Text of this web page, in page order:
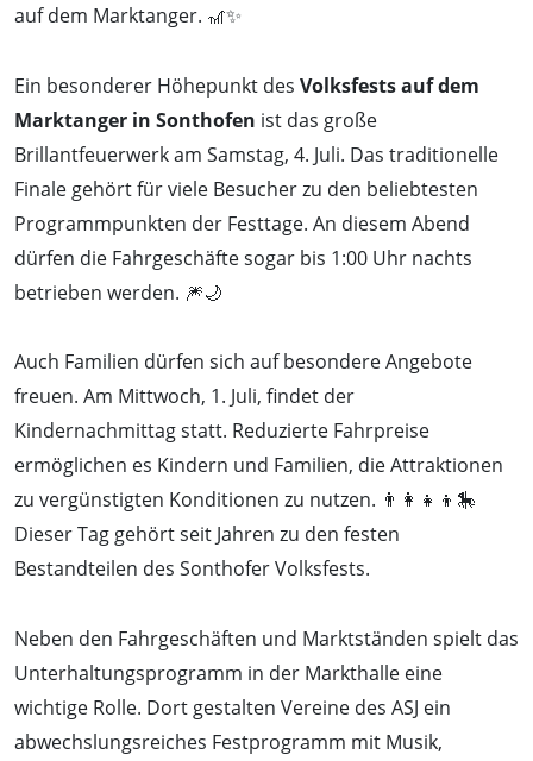
auf dem Marktanger. 🎢✨
Ein besonderer Höhepunkt des Volksfests auf dem
Marktanger in Sonthofen ist das große
Brillantfeuerwerk am Samstag, 4. Juli. Das traditionelle
Finale gehört für viele Besucher zu den beliebtesten
Programmpunkten der Festtage. An diesem Abend
dürfen die Fahrgeschäfte sogar bis 1:00 Uhr nachts
betrieben werden. 🎆🌙
Auch Familien dürfen sich auf besondere Angebote
freuen. Am Mittwoch, 1. Juli, findet der
Kindernachmittag statt. Reduzierte Fahrpreise
ermöglichen es Kindern und Familien, die Attraktionen
zu vergünstigten Konditionen zu nutzen. 👨‍👩‍👧‍👦🎠
Dieser Tag gehört seit Jahren zu den festen
Bestandteilen des Sonthofer Volksfests.
Neben den Fahrgeschäften und Marktständen spielt das
Unterhaltungsprogramm in der Markthalle eine
wichtige Rolle. Dort gestalten Vereine des ASJ ein
abwechslungsreiches Festprogramm mit Musik,